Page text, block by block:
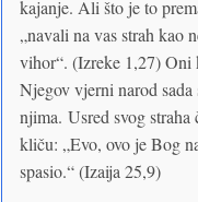
kajanje. Ali što je to
„navali na vas strah kao
vihor“. (Izreke 1,27)
Njegov vjerni narod
njima. Usred svog straha
kliču: „Evo, ovo je Bog
spasio.“ (Izaija 25,9)